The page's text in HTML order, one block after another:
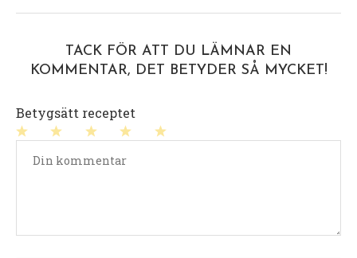
TACK FÖR ATT DU LÄMNAR EN
KOMMENTAR, DET BETYDER SÅ MYCKET!
Betygsätt receptet
stjärnor
stjärnor
stjärnor
stjärna